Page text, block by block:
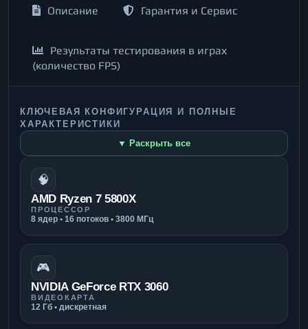
Описание Гарантия и Сервис
Результаты тестирования в играх
(количество FPS)
КЛЮЧЕВАЯ КОНФИГУРАЦИЯ И ПОЛНЫЕ
ХАРАКТЕРИСТИКИ
▼ Раскрыть все
🧠
AMD Ryzen 7 5800X
ПРОЦЕССОР
8 ядер • 16 потоков • 3800 МГц
🎮
NVIDIA GeForce RTX 3060
ВИДЕОКАРТА
12 Гб • дискретная